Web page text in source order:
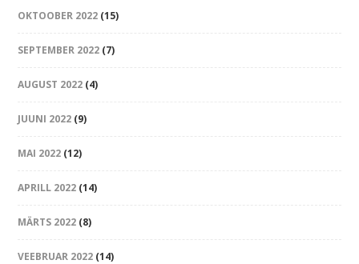
OKTOOBER 2022 (15)
SEPTEMBER 2022 (7)
AUGUST 2022 (4)
JUUNI 2022 (9)
MAI 2022 (12)
APRILL 2022 (14)
MÄRTS 2022 (8)
VEEBRUAR 2022 (14)